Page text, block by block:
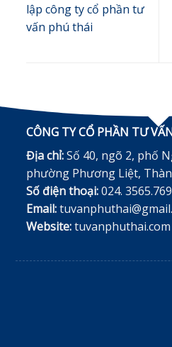
lập công ty cổ phần tư
vấn phú thái
CÔNG TY CỔ PHẦN TƯ
Địa chỉ:Số 40, ngõ 2, phố
phường Phương Liệt,
Số điện thoại:024.
Email:
Website:tuvanphuthai.com